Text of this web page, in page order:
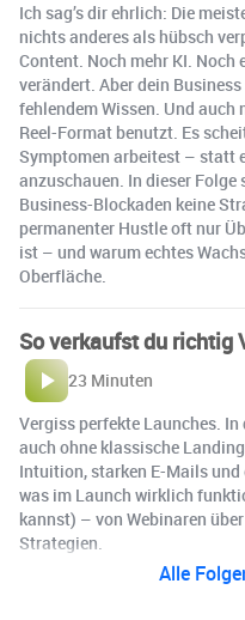
Ich sag’s dir ehrlich: Die
nichts anderes als hübsch
Content. Noch mehr KI.
verändert. Aber dein
fehlendem Wissen. Und
Reel-Format benutzt. Es
Symptomen arbeitest – statt
anzuschauen. In dieser Folge
Business-Blockaden keine
permanenter Hustle oft nur
ist – und warum echtes
Oberfläche.
So verkaufst du richtig
23 Minuten
Vergiss perfekte Launches. In
auch ohne klassische
Intuition, starken E-Mails
was im Launch wirklich
kannst) – von Webinaren
Strategien.
Alle